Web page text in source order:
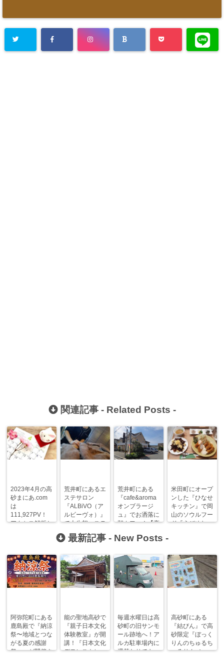
関連記事 - Related Posts -
2023年4月の高
砂まにあ.com
は
111,927PV！
アクセス解析と
荒井町にあるエ
ステサロン
『ALBiVO（ア
ルビーヴォ）』
で人生初エステ
を体験してき
た！
荒井町にある
『cafe&aroma
オンブラージ
ュ』でお洒落に
朝カフェ！【高
にあ】
米田町にオープ
ンした『ひなせ
キッチン』で岡
山のソウルフー
ド『えびめし』
最新記事 - New Posts -
阿弥陀町にある
鹿島殿で『納涼
祭〜地域とつな
がる夏の感謝
祭〜』が開催さ
能の聖地高砂で
『親子日本文化
体験教室』が開
講！『日本文化
デモンストレー
毎週水曜日は高
砂町の旧サンモ
ール跡地へ！ア
ルカ駐車場内に
週替わりでキッ
高砂町にある
『結びん』で高
砂限定『ぼっく
りんのちゅるち
ゅるりん♪シー